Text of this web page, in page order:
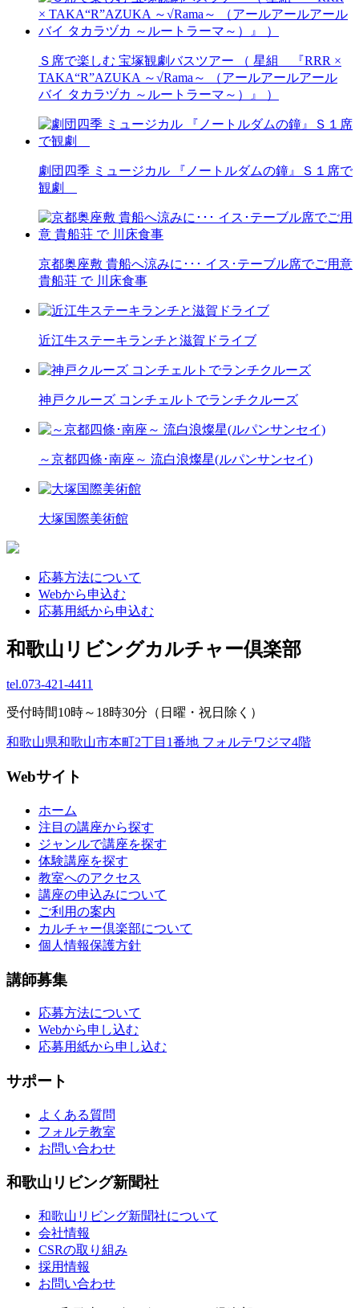
Ｓ席で楽しむ 宝塚観劇バスツアー （ 星組 『RRR ×
TAKA“R”AZUKA ～√Rama～ （アールアールアール
バイ タカラヅカ ～ルートラーマ～）』 ）
劇団四季 ミュージカル 『ノートルダムの鐘』Ｓ１席で
観劇
京都奥座敷 貴船へ涼みに･･･ イス･テーブル席でご用意
貴船荘 で 川床食事
近江牛ステーキランチと滋賀ドライブ
神戸クルーズ コンチェルトでランチクルーズ
～京都四條･南座～ 流白浪燦星(ルパンサンセイ)
大塚国際美術館
応募方法について
Webから申込む
応募用紙から申込む
和歌山リビングカルチャー倶楽部
tel.073-421-4411
受付時間10時～18時30分（日曜・祝日除く）
和歌山県和歌山市本町2丁目1番地 フォルテワジマ4階
Webサイト
ホーム
注目の講座から探す
ジャンルで講座を探す
体験講座を探す
教室へのアクセス
講座の申込みについて
ご利用の案内
カルチャー倶楽部について
個人情報保護方針
講師募集
応募方法について
Webから申し込む
応募用紙から申し込む
サポート
よくある質問
フォルテ教室
お問い合わせ
和歌山リビング新聞社
和歌山リビング新聞社について
会社情報
CSRの取り組み
採用情報
お問い合わせ